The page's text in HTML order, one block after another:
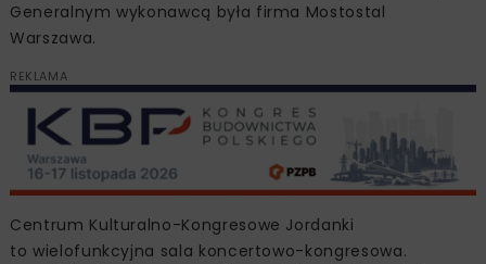
Generalnym wykonawcą była firma Mostostal
Warszawa.
REKLAMA
Centrum Kulturalno-Kongresowe Jordanki
to wielofunkcyjna sala koncertowo-kongresowa.